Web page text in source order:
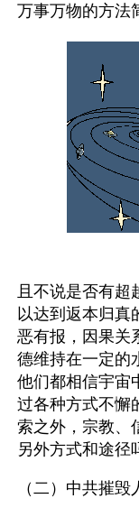
万事万物的方法
且不说是否有
以达到返本归真
恶有报，因果关
德维持在一定的
他们都相信宇宙
过各种方式不懈
索之外，宗教、
另外方式和途径
（二）中共摧